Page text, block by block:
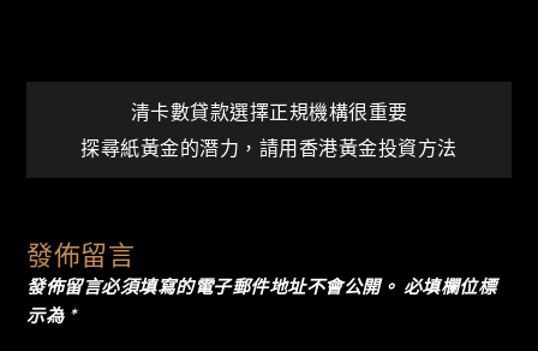
文
章
導
覽
清卡數貸款選擇正規機構很重要
探尋紙黃金的潛力，請用香港黃金投資方法
發佈留言
發佈留言必須填寫的電子郵件地址不會公開。 必填欄位標
示為 *